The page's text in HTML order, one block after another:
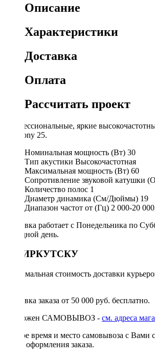
Описание
Характеристики
Доставка
Оплата
Рассчитать проект
Профессиональные, яркие
Harmony 25.
Номинальная мощность (Вт) 30
Тип акустики Высокочастотная
Максимальная мощность (Вт) 60
Сопротивление звуковой катушки
Количество полос 1
Диаметр динамика (См/Дюймы) 19
Диапазон частот от (Гц) 2 000-20
Доставка работает с Понедельника по
выходной день.
ПО ИРКУТСКУ
Минимальная стоимость доставки
Доставка заказа от 50 000 руб. бесплатно.
Возможен САМОВЫВОЗ - см. адреса
Точное время и место самовывоза с Вами
после оформления заказа.